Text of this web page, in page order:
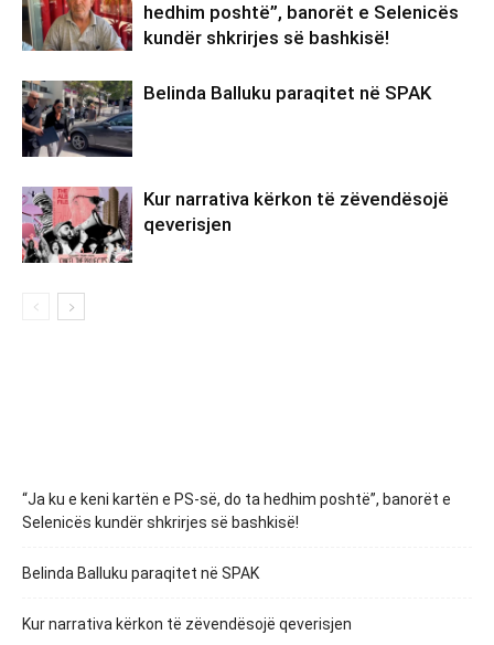
hedhim poshtë”, banorët e Selenicës
kundër shkrirjes së bashkisë!
Belinda Balluku paraqitet në SPAK
Kur narrativa kërkon të zëvendësojë
qeverisjen
“Ja ku e keni kartën e PS-së, do ta hedhim poshtë”, banorët e
Selenicës kundër shkrirjes së bashkisë!
Belinda Balluku paraqitet në SPAK
Kur narrativa kërkon të zëvendësojë qeverisjen